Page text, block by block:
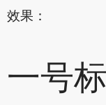
效果：
一号